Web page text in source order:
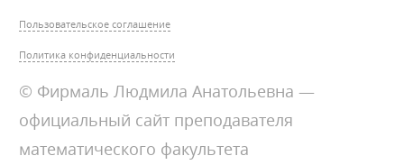
Пользовательское соглашение
Политика конфиденциальности
© Фирмаль Людмила Анатольевна —
официальный сайт преподавателя
математического факультета